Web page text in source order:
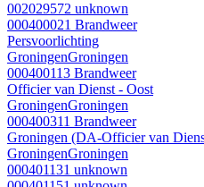
002029572 unknown
000400021 Brandweer
Persvoorlichting
GroningenGroningen
000400113 Brandweer
Officier van Dienst - Oost
GroningenGroningen
000400311 Brandweer
Groningen (DA-Officier van
GroningenGroningen
000401131 unknown